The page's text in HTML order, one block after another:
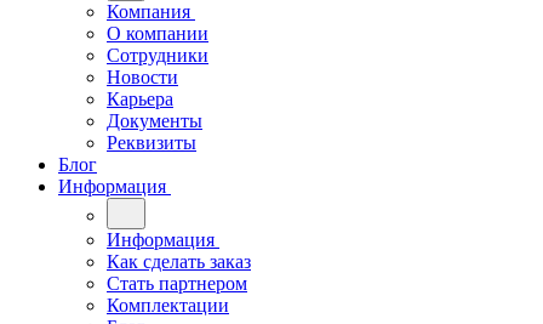
Компания
О компании
Сотрудники
Новости
Карьера
Документы
Реквизиты
Блог
Информация
Информация
Как сделать заказ
Стать партнером
Комплектации